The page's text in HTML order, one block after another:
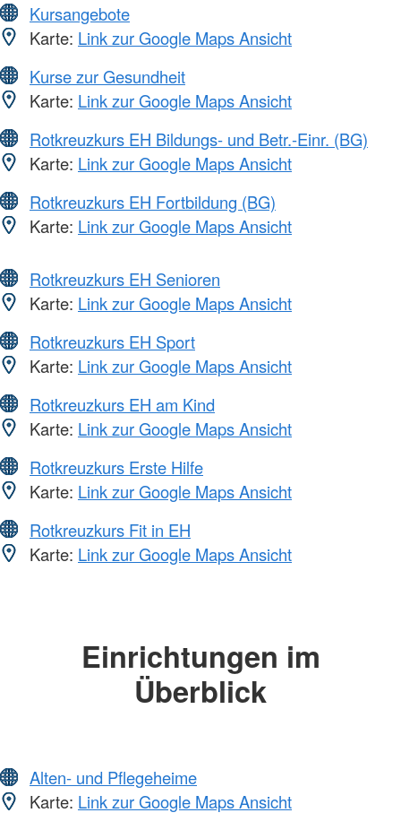
Kursangebote
Karte: Link zur Google Maps Ansicht
Kurse zur Gesundheit
Karte: Link zur Google Maps Ansicht
Rotkreuzkurs EH Bildungs- und Betr.-Einr. (BG)
Karte: Link zur Google Maps Ansicht
Rotkreuzkurs EH Fortbildung (BG)
Karte: Link zur Google Maps Ansicht
Rotkreuzkurs EH Senioren
Karte: Link zur Google Maps Ansicht
Rotkreuzkurs EH Sport
Karte: Link zur Google Maps Ansicht
Rotkreuzkurs EH am Kind
Karte: Link zur Google Maps Ansicht
Rotkreuzkurs Erste Hilfe
Karte: Link zur Google Maps Ansicht
Rotkreuzkurs Fit in EH
Karte: Link zur Google Maps Ansicht
Einrichtungen im
Überblick
Alten- und Pflegeheime
Karte: Link zur Google Maps Ansicht